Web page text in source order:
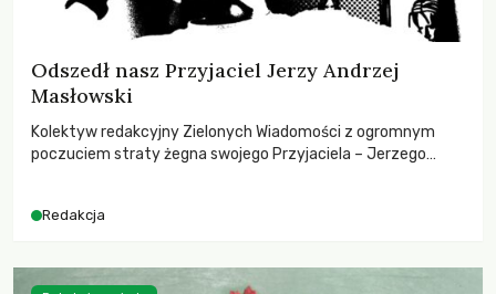
Odszedł nasz Przyjaciel Jerzy Andrzej
Masłowski
Kolektyw redakcyjny Zielonych Wiadomości z ogromnym
poczuciem straty żegna swojego Przyjaciela – Jerzego
Redakcja